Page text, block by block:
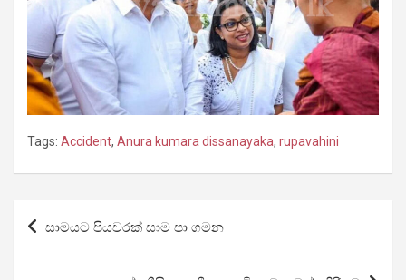
Tags: Accident, Anura kumara dissanayaka, rupavahini
Post
සාමයට පියවරක් සාම පා ගමන